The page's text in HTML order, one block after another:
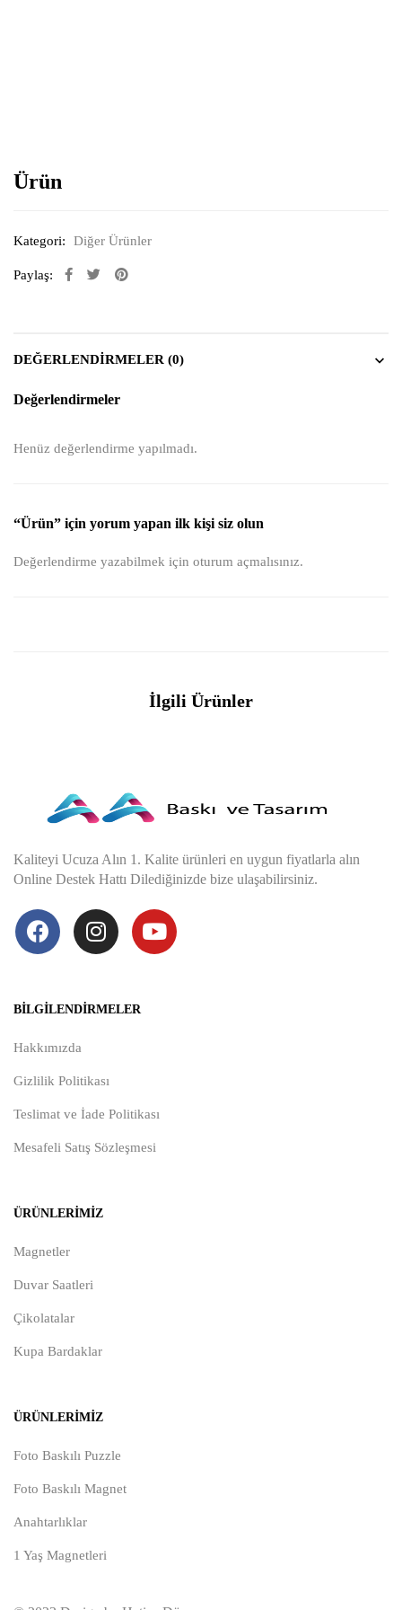
Ürün
Kategori: Diğer Ürünler
Paylaş:
DEĞERLENDIRMELER (0)
Değerlendirmeler
Henüz değerlendirme yapılmadı.
“Ürün” için yorum yapan ilk kişi siz olun
Değerlendirme yazabilmek için oturum açmalısınız.
İlgili Ürünler
Kaliteyi Ucuza Alın 1. Kalite ürünleri en uygun fiyatlarla alın
Online Destek Hattı Dilediğinizde bize ulaşabilirsiniz.
BILGILENDIRMELER
Hakkımızda
Gizlilik Politikası
Teslimat ve İade Politikası
Mesafeli Satış Sözleşmesi
ÜRÜNLERIMIZ
Magnetler
Duvar Saatleri
Çikolatalar
Kupa Bardaklar
ÜRÜNLERIMIZ
Foto Baskılı Puzzle
Foto Baskılı Magnet
Anahtarlıklar
1 Yaş Magnetleri